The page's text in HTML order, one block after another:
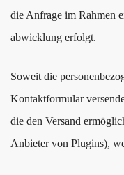
die Anfrage im Rahmen
abwicklung erfolgt.
Soweit die
Kontaktformular
die den Versand
Anbieter von Plugins),